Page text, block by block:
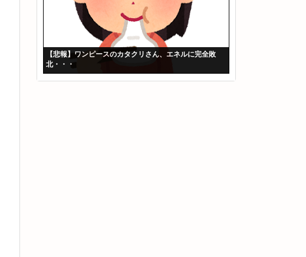
【悲報】ワンピースのカタクリさん、エネルに完全敗
北・・・